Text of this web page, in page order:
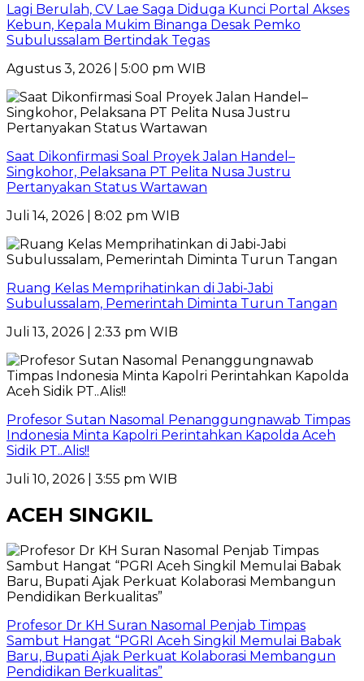
Lagi Berulah, CV Lae Saga Diduga Kunci Portal Akses
Kebun, Kepala Mukim Binanga Desak Pemko
Subulussalam Bertindak Tegas
Agustus 3, 2026 | 5:00 pm WIB
Saat Dikonfirmasi Soal Proyek Jalan Handel–
Singkohor, Pelaksana PT Pelita Nusa Justru
Pertanyakan Status Wartawan
Juli 14, 2026 | 8:02 pm WIB
Ruang Kelas Memprihatinkan di Jabi-Jabi
Subulussalam, Pemerintah Diminta Turun Tangan
Juli 13, 2026 | 2:33 pm WIB
Profesor Sutan Nasomal Penanggungnawab Timpas
Indonesia Minta Kapolri Perintahkan Kapolda Aceh
Sidik PT..Alis!!
Juli 10, 2026 | 3:55 pm WIB
ACEH SINGKIL
Profesor Dr KH Suran Nasomal Penjab Timpas
Sambut Hangat “PGRI Aceh Singkil Memulai Babak
Baru, Bupati Ajak Perkuat Kolaborasi Membangun
Pendidikan Berkualitas”